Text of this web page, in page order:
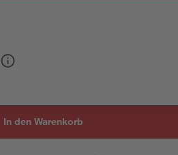
In den Warenkorb